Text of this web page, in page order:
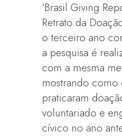
‘Brasil Giving
Retrato da
o terceiro ano
a pesquisa é
com a mesma
mostrando como
praticaram
voluntariado e
cívico no ano